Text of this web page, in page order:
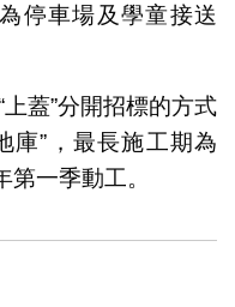
停車場及學童接送
蓋”分開招標的方式
庫”，最長施工期為
一季動工。